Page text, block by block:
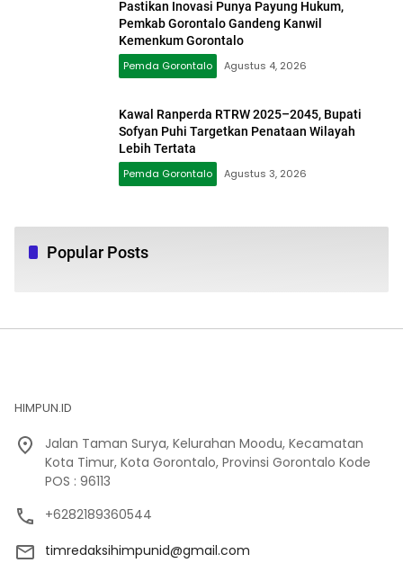
Pastikan Inovasi Punya Payung Hukum,
Pemkab Gorontalo Gandeng Kanwil
Kemenkum Gorontalo
Pemda Gorontalo
Agustus 4, 2026
Kawal Ranperda RTRW 2025–2045, Bupati
Sofyan Puhi Targetkan Penataan Wilayah
Lebih Tertata
Pemda Gorontalo
Agustus 3, 2026
Popular Posts
HIMPUN.ID
Jalan Taman Surya, Kelurahan Moodu, Kecamatan
Kota Timur, Kota Gorontalo, Provinsi Gorontalo Kode
POS : 96113
+6282189360544
timredaksihimpunid@gmail.com